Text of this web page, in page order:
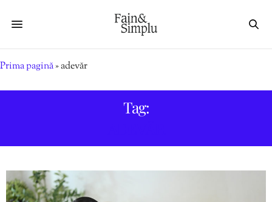
Prima pagină»adevăr
Tag: